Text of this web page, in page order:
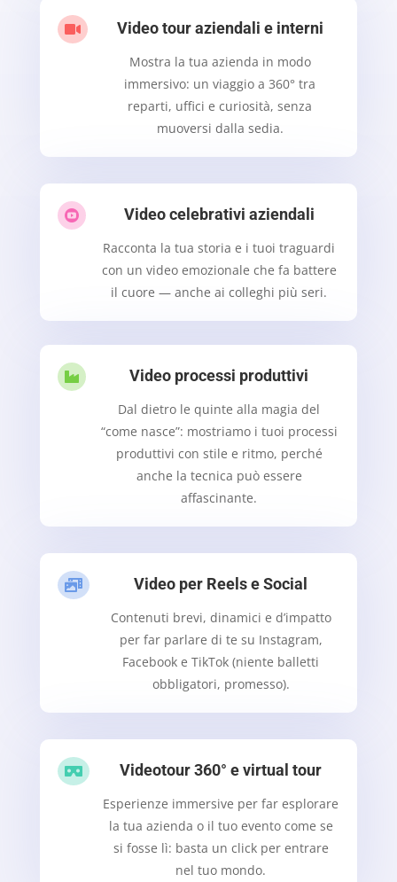
 Video tour aziendali e interni
Mostra la tua azienda in modo
immersivo: un viaggio a 360° tra
reparti, uffici e curiosità, senza
muoversi dalla sedia.
 Video celebrativi aziendali
Racconta la tua storia e i tuoi traguardi
con un video emozionale che fa battere
il cuore — anche ai colleghi più seri.
 Video processi produttivi
Dal dietro le quinte alla magia del
“come nasce”: mostriamo i tuoi processi
produttivi con stile e ritmo, perché
anche la tecnica può essere
affascinante.
 Video per Reels e Social
Contenuti brevi, dinamici e d’impatto
per far parlare di te su Instagram,
Facebook e TikTok (niente balletti
obbligatori, promesso).
 Videotour 360° e virtual tour
Esperienze immersive per far esplorare
la tua azienda o il tuo evento come se
si fosse lì: basta un click per entrare
nel tuo mondo.